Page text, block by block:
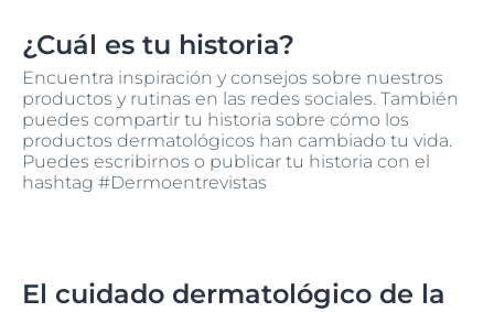
¿Cuál es tu historia?
Encuentra inspiración y consejos sobre nuestros
productos y rutinas en las redes sociales. También
puedes compartir tu historia sobre cómo los
productos dermatológicos han cambiado tu vida.
Puedes escribirnos o publicar tu historia con el
hashtag #Dermoentrevistas
El cuidado dermatológico de la